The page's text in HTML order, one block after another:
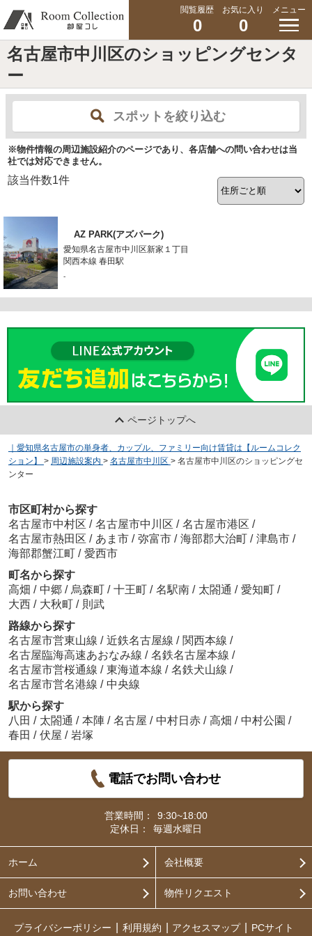
閲覧履歴
0
お気に入り
0
メニュー
名古屋市中川区のショッピングセンタ
ー
スポットを絞り込む
※物件情報の周辺施設紹介のページであり、各店舗への問い合わせは当
社では対応できません。
該当件数1件
AZ PARK(アズパーク)
愛知県名古屋市中川区新家１丁目
関西本線 春田駅
-
ページトップへ
｜愛知県名古屋市の単身者、カップル、ファミリー向け賃貸は【ルームコレク
ション】
> 周辺施設案内 > 名古屋市中川区 > 名古屋市中川区のショッピングセ
ンター
市区町村から探す
名古屋市中村区 / 名古屋市中川区 / 名古屋市港区 /
名古屋市熱田区 / あま市 / 弥富市 / 海部郡大治町 / 津島市 /
海部郡蟹江町 / 愛西市
町名から探す
高畑 / 中郷 / 烏森町 / 十王町 / 名駅南 / 太閤通 / 愛知町 /
大西 / 大秋町 / 則武
路線から探す
名古屋市営東山線 / 近鉄名古屋線 / 関西本線 /
名古屋臨海高速あおなみ線 / 名鉄名古屋本線 /
名古屋市営桜通線 / 東海道本線 / 名鉄犬山線 /
名古屋市営名港線 / 中央線
駅から探す
八田 / 太閤通 / 本陣 / 名古屋 / 中村日赤 / 高畑 / 中村公園 /
春田 / 伏屋 / 岩塚
電話でお問い合わせ
営業時間：
9:30~18:00
定休日：
毎週水曜日
ホーム 会社概要
お問い合わせ 物件リクエスト
プライバシーポリシー 利用規約 アクセスマップ PCサイト